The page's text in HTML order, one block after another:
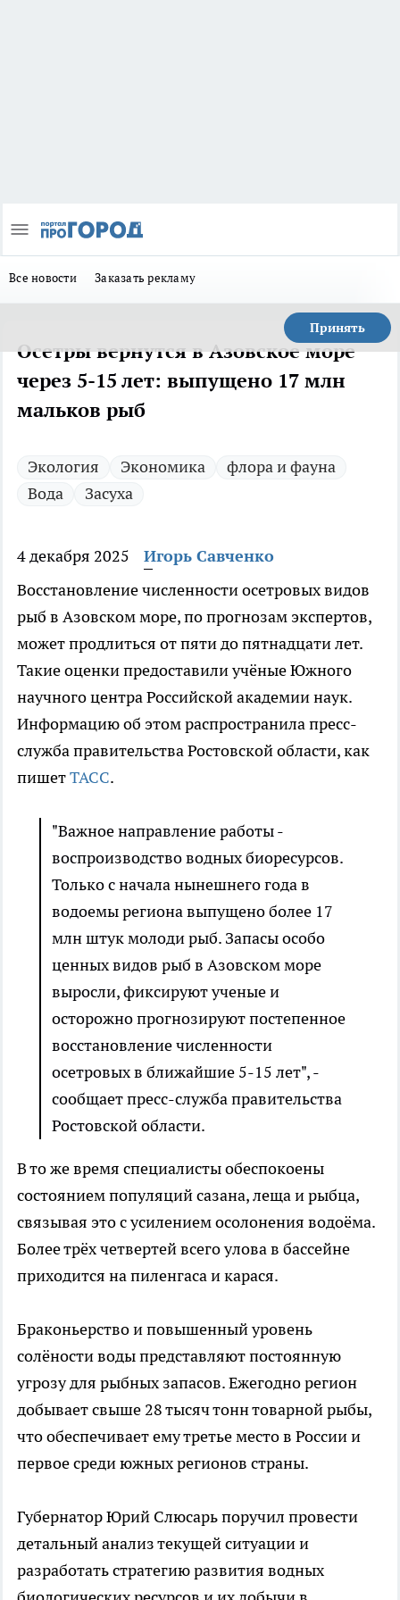
Все новости Заказать рекламу
Принять
Осетры вернутся в Азовское море
через 5-15 лет: выпущено 17 млн
мальков рыб
Экология Экономика
флора и фауна
Вода
Засуха
4 декабря 2025
Игорь Савченко
Восстановление численности осетровых видов
рыб в Азовском море, по прогнозам экспертов,
может продлиться от пяти до пятнадцати лет.
Такие оценки предоставили учёные Южного
научного центра Российской академии наук.
Информацию об этом распространила пресс-
служба правительства Ростовской области, как
пишетТАСС.
"Важное направление работы -
воспроизводство водных биоресурсов.
Только с начала нынешнего года в
водоемы региона выпущено более 17
млн штук молоди рыб. Запасы особо
ценных видов рыб в Азовском море
выросли, фиксируют ученые и
осторожно прогнозируют постепенное
восстановление численности
осетровых в ближайшие 5-15 лет", -
сообщает пресс-служба правительства
Ростовской области.
В то же время специалисты обеспокоены
состоянием популяций сазана, леща и рыбца,
связывая это с усилением осолонения водоёма.
Более трёх четвертей всего улова в бассейне
приходится на пиленгаса и карася.
Браконьерство и повышенный уровень
солёности воды представляют постоянную
угрозу для рыбных запасов. Ежегодно регион
добывает свыше 28 тысяч тонн товарной рыбы,
что обеспечивает ему третье место в России и
первое среди южных регионов страны.
Губернатор Юрий Слюсарь поручил провести
детальный анализ текущей ситуации и
разработать стратегию развития водных